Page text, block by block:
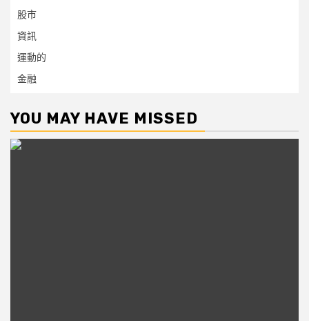
股市
資訊
運動的
金融
YOU MAY HAVE MISSED